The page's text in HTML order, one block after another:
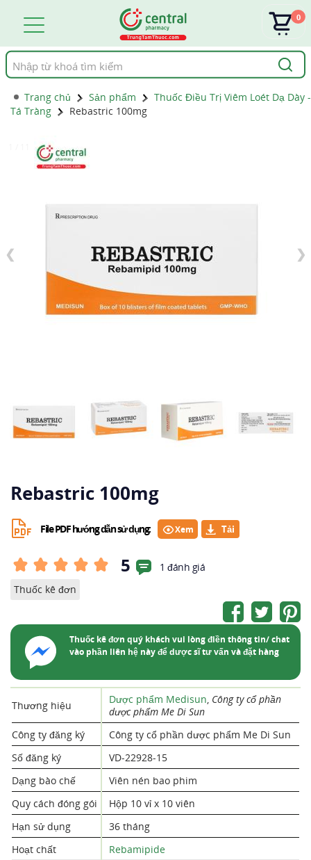
Tìm
kiếm
0
Trang chủ Sản phẩm
Thuốc Điều Trị Viêm Loét Dạ Dày -
Tá Tràng
Rebastric 100mg
❮ ❯
Rebastric 100mg
File PDF hướng dẫn sử dụng: Xem
5
1 đánh giá
Thuốc kê đơn
Thuốc kê đơn quý khách vui lòng điền thông tin/ chat
vào phần liên hệ này để dược sĩ tư vấn và đặt hàng
Thương hiệu Dược phẩm Medisun, Công ty cổ phần
dược phẩm Me Di Sun
Công ty đăng ký
Công ty cổ phần dược phẩm Me Di Sun
Số đăng ký
VD-22928-15
Dạng bào chế
Viên nén bao phim
Quy cách đóng gói
Hộp 10 vỉ x 10 viên
Hạn sử dụng
36 tháng
Hoạt chất
Rebamipide